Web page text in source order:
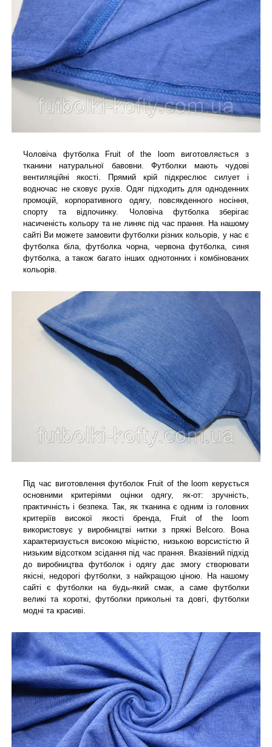
Чоловіча футболка Fruit of the loom виготовляється з
тканини натуральної бавовни. Футболки мають чудові
вентиляційні якості. Прямий крій підкреслює силует і
водночас не сковує рухів. Одяг підходить для одноденних
промоцій, корпоративного одягу, повсякденного носіння,
спорту та відпочинку. Чоловіча футболка зберігає
насиченість кольору та не линяє під час прання. На нашому
сайті Ви можете замовити футболки різних кольорів, у нас є
футболка біла, футболка чорна, червона футболка, синя
футболка, а також багато інших однотонних і комбінованих
кольорів.
Під час виготовлення футболок Fruit of the loom керується
основними критеріями оцінки одягу, як-от: зручність,
практичність і безпека. Так, як тканина є одним із головних
критеріїв високої якості бренда, Fruit of the loom
використовує у виробництві нитки з пряжі Belcoro. Вона
характеризується високою міцністю, низькою ворсистістю й
низьким відсотком зсідання під час прання. Вказівний підхід
до виробництва футболок і одягу дає змогу створювати
якісні, недорогі футболки, з найкращою ціною. На нашому
сайті є футболки на будь-який смак, а саме футболки
великі та короткі, футболки прикольні та довгі, футболки
модні та красиві.